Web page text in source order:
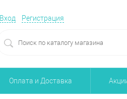
Вход Регистрация
Оплата и Доставка